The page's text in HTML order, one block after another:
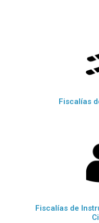
Fiscalías
Fiscalías de